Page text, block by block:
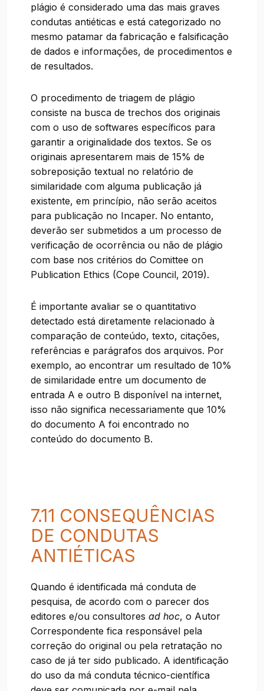
plágio é considerado uma das mais graves
condutas antiéticas e está categorizado no
mesmo patamar da fabricação e falsificação
de dados e informações, de procedimentos e
de resultados.
O procedimento de triagem de plágio
consiste na busca de trechos dos originais
com o uso de softwares específicos para
garantir a originalidade dos textos. Se os
originais apresentarem mais de 15% de
sobreposição textual no relatório de
similaridade com alguma publicação já
existente, em princípio, não serão aceitos
para publicação no Incaper. No entanto,
deverão ser submetidos a um processo de
verificação de ocorrência ou não de plágio
com base nos critérios do Comittee on
Publication Ethics (Cope Council, 2019).
É importante avaliar se o quantitativo
detectado está diretamente relacionado à
comparação de conteúdo, texto, citações,
referências e parágrafos dos arquivos. Por
exemplo, ao encontrar um resultado de 10%
de similaridade entre um documento de
entrada A e outro B disponível na internet,
isso não significa necessariamente que 10%
do documento A foi encontrado no
conteúdo do documento B.
7.11 CONSEQUÊNCIAS
DE CONDUTAS
ANTIÉTICAS
Quando é identificada má conduta de
pesquisa, de acordo com o parecer dos
editores e/ou consultores ad hoc, o Autor
Correspondente fica responsável pela
correção do original ou pela retratação no
caso de já ter sido publicado. A identificação
do uso da má conduta técnico-científica